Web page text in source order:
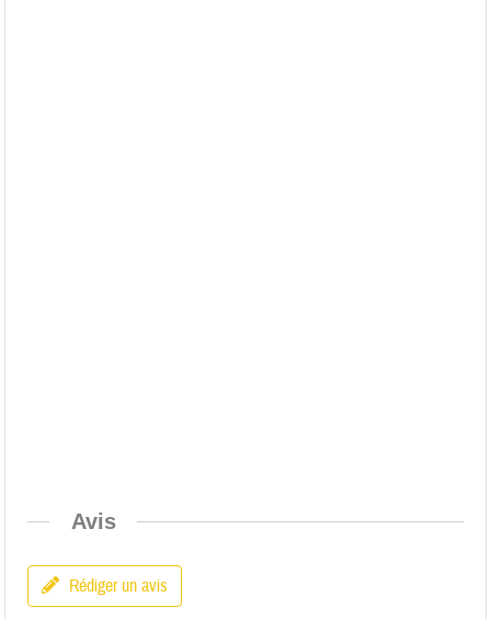
Avis
Rédiger un avis